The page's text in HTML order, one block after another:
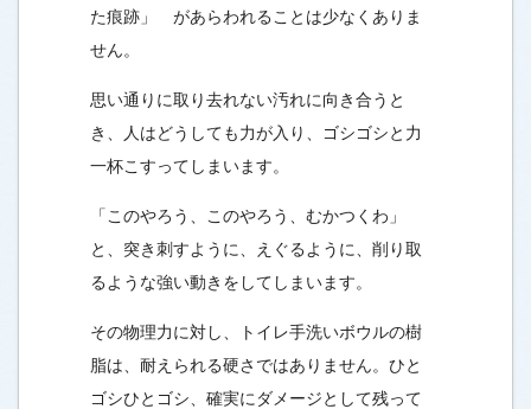
た痕跡」 があらわれることは少なくありま
せん。
思い通りに取り去れない汚れに向き合うと
き、人はどうしても力が入り、ゴシゴシと力
一杯こすってしまいます。
「このやろう、このやろう、むかつくわ」
と、突き刺すように、えぐるように、削り取
るような強い動きをしてしまいます。
その物理力に対し、トイレ手洗いボウルの樹
脂は、耐えられる硬さではありません。ひと
ゴシひとゴシ、確実にダメージとして残って